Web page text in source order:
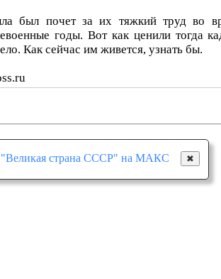
был почет за их тяжкий труд во
годы. Вот как ценили тогда
Как сейчас им живется, узнать бы.
"Великая страна СССР" на МАКС ✖